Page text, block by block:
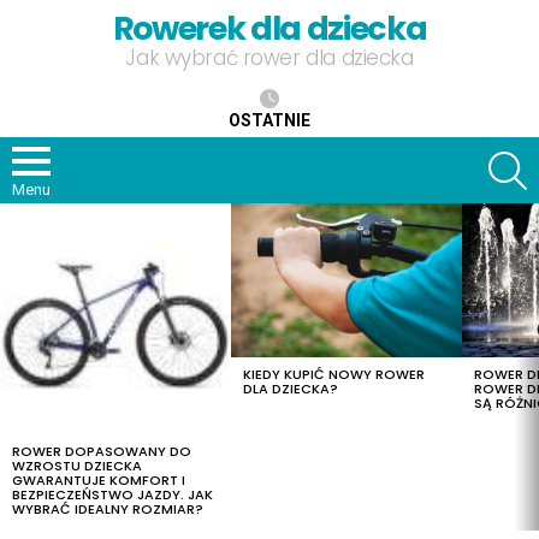
Rowerek dla dziecka
Jak wybrać rower dla dziecka
OSTATNIE
Menu
ROWER DOPASOWANY DO
WZROSTU DZIECKA
GWARANTUJE KOMFORT I
BEZPIECZEŃSTWO JAZDY. JAK
WYBRAĆ IDEALNY ROZMIAR?
KIEDY KUPIĆ NOWY ROWER
DLA DZIECKA?
ROWER
ROWER
SĄ